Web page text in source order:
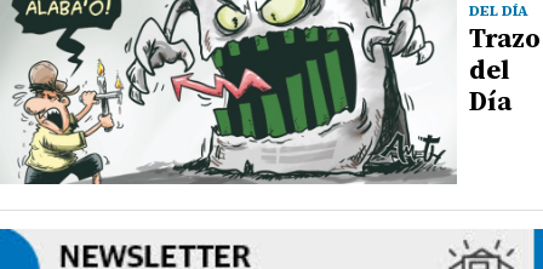
DEL DÍA
Trazo
del
Día